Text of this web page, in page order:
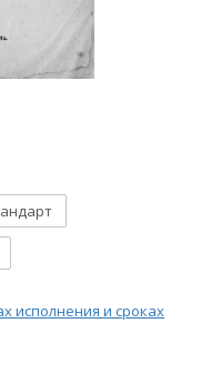
исполнения и сроках